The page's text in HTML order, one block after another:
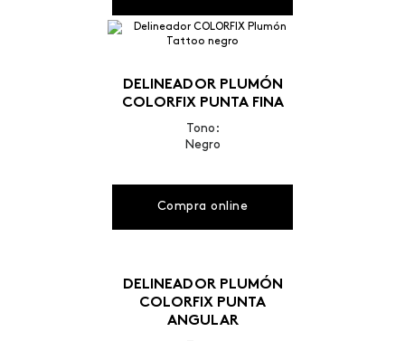
DELINEADOR PLUMÓN
COLORFIX PUNTA FINA
Tono:
Negro
Compra online
DELINEADOR PLUMÓN
COLORFIX PUNTA
ANGULAR